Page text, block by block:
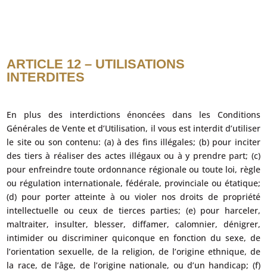
ARTICLE 12 – UTILISATIONS
INTERDITES
En plus des interdictions énoncées dans les Conditions
Générales de Vente et d’Utilisation, il vous est interdit d’utiliser
le site ou son contenu: (a) à des fins illégales; (b) pour inciter
des tiers à réaliser des actes illégaux ou à y prendre part; (c)
pour enfreindre toute ordonnance régionale ou toute loi, règle
ou régulation internationale, fédérale, provinciale ou étatique;
(d) pour porter atteinte à ou violer nos droits de propriété
intellectuelle ou ceux de tierces parties; (e) pour harceler,
maltraiter, insulter, blesser, diffamer, calomnier, dénigrer,
intimider ou discriminer quiconque en fonction du sexe, de
l’orientation sexuelle, de la religion, de l’origine ethnique, de
la race, de l’âge, de l’origine nationale, ou d’un handicap; (f)